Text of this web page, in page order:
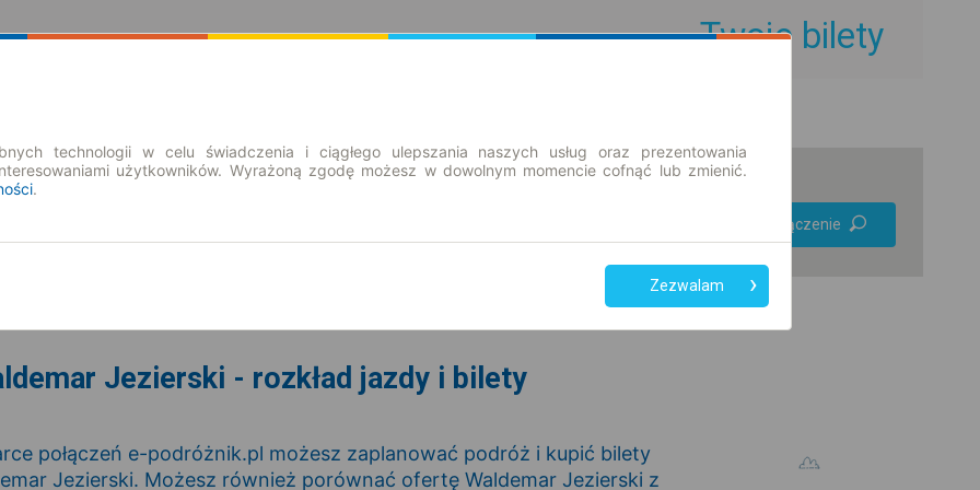
Twoje bilety
Tylko bilet online
Znajdź połączenie
Jezierski - rozkład jazdy i bilety
połączeń e-podróżnik.pl możesz zaplanować podróż i kupić bilety
Jezierski. Możesz również porównać ofertę Waldemar Jezierski z
technologii w celu świadczenia i ciągłego ulepszania naszych usług oraz prezentowania
użytkowników. Wyrażoną zgodę możesz w dowolnym momencie cofnąć lub zmienić.
.
Zezwalam